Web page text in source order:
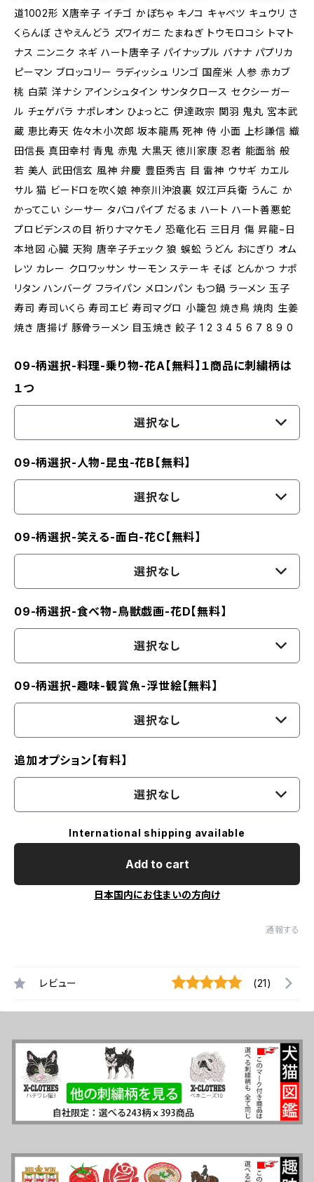
道1002形 X唐辛子 イチゴ かぼちゃ キノコ キャベツ キュウリ さ
くらんぼ さやえんどう ズワイガニ たまねぎ トウモロコシ トマト
ナス ニンニク ネギ ハート唐辛子 パイナップル バナナ パプリカ
ピーマン ブロッコリー ラディッシュ リンゴ 国産米 人参 赤カブ
桃 白菜 洋ナシ アインシュタイン サンタクロース セクシーガー
ル チェゲバラ ナポレオン ひょっとこ 伊達政宗 関羽 鬼丸 宮本武
蔵 恵比寿天 佐々木小次郎 坂本龍馬 死神 侍 小面 上杉謙信 織
田信長 真田幸村 青鬼 赤鬼 大黒天 徳川家康 忍者 能面翁 般
若 美人 武田信玄 風神 弁慶 豊臣秀吉 目 雷神 ウサギ カエル
サル 猫 ビードロを吹く娘 神奈川沖浪裏 奴江戸兵衛 うんこ か
かってこい シーサー タバコパイプ だるま ハート ハート善悪蛇
プロビデンスの目 祈りナマケモノ 恐竜化石 三日月 傷 昇龍−日
本地図 心臓 天狗 唐辛子チェック 狼 蜈蚣 うどん おにぎり オム
レツ カレー クロワッサン サーモン ステーキ そば とんかつ ナポ
リタン ハンバーグ フライパン メロンパン もつ鍋 ラーメン 玉子
寿司 寿司いくら 寿司エビ 寿司マグロ 小籠包 焼き鳥 焼肉 生姜
焼き 唐揚げ 豚骨ラーメン 目玉焼き 餃子 1 2 3 4 5 6 7 8 9 0
09-柄選択-料理-乗り物-花A【無料】１商品に刺繍柄は
１つ
選択なし
09-柄選択-人物-昆虫-花B【無料】
選択なし
09-柄選択-笑える-面白-花C【無料】
選択なし
09-柄選択-食べ物-鳥獣戯画-花D【無料】
選択なし
09-柄選択-趣味-観賞魚-浮世絵【無料】
選択なし
追加オプション【有料】
選択なし
International shipping available
Add to cart
日本国内にお住まいの方向け
通報する
レビュー (21)